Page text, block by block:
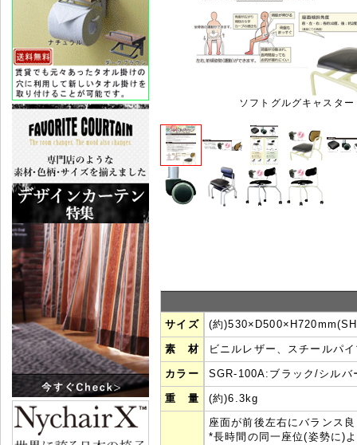
ソフトグルグキャスター
サイズ (約
素 材 ビニルレザー、スチールパ
カラー SGR-100A:ブラック/シル
重 量
(約)6.3kg
座面が前後左右にバランス
*長時間の同一座位(姿勢に)